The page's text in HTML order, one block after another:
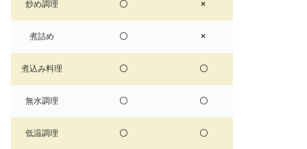
炒め調理 〇 ×
煮詰め 〇 ×
煮込み料理 〇 〇
無水調理 〇 〇
低温調理 〇 〇